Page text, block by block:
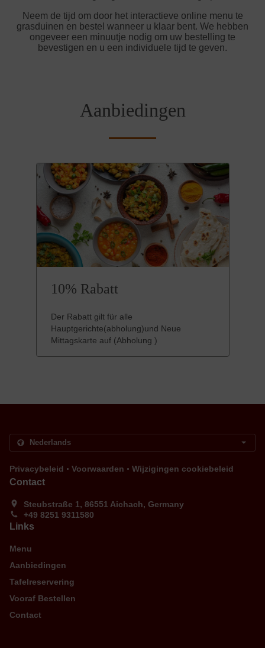
Neem de tijd om door het interactieve online menu te
grasduinen en bestel wanneer u klaar bent. We hebben
ongeveer een minuutje nodig om uw bestelling te
bevestigen en u een individuele tijd te geven.
Aanbiedingen
10% Rabatt
Der Rabatt gilt für alle
Hauptgerichte(abholung)und Neue
Mittagskarte auf (Abholung )
Privacybeleid . Voorwaarden . Wijzigingen cookiebeleid
Contact
Steubstraße 1, 86551 Aichach, Germany
+49 8251 9311580
Links
Menu
Aanbiedingen
Tafelreservering
Vooraf Bestellen
Contact